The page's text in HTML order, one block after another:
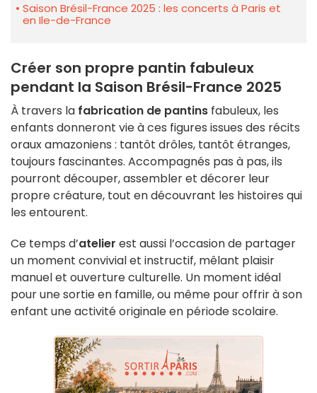
Saison Brésil-France 2025 : les concerts à Paris et
en Ile-de-France
Créer son propre pantin fabuleux
pendant la Saison Brésil-France 2025
À travers la fabrication de pantins fabuleux, les
enfants donneront vie à ces figures issues des récits
oraux amazoniens : tantôt drôles, tantôt étranges,
toujours fascinantes. Accompagnés pas à pas, ils
pourront découper, assembler et décorer leur
propre créature, tout en découvrant les histoires qui
les entourent.
Ce temps d’atelier est aussi l’occasion de partager
un moment convivial et instructif, mêlant plaisir
manuel et ouverture culturelle. Un moment idéal
pour une sortie en famille, ou même pour offrir à son
enfant une activité originale en période scolaire.